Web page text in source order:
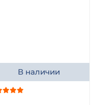
В наличии